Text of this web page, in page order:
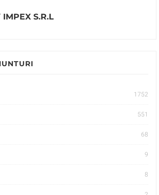
IMPEX S.R.L
1752
551
68
9
8